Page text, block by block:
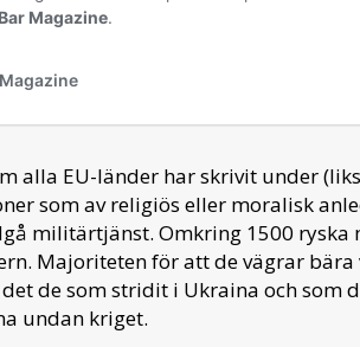
alla EU-länder har skrivit under
som av religiös eller moralisk
militärtjänst. Omkring 1500
Majoriteten för att de vägrar
de som stridit i Ukraina och som
undan kriget.